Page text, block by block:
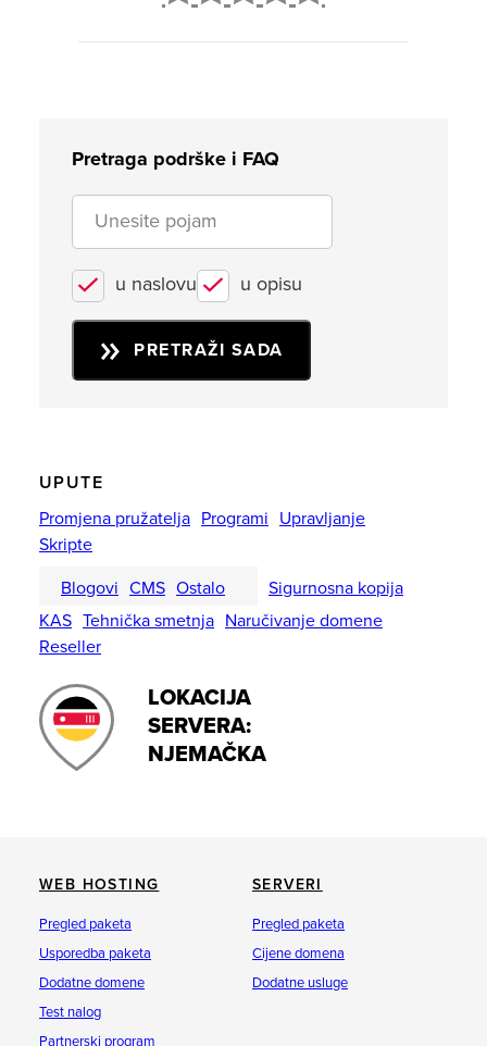
Pretraga podrške i FAQ
u naslovu u opisu
PRETRAŽI SADA
UPUTE
Promjena pružatelja Programi Upravljanje
Skripte
Blogovi CMS Ostalo
Sigurnosna kopija
KAS Tehnička smetnja Naručivanje domene
Reseller
LOKACIJA
SERVERA:
NJEMAČKA
WEB HOSTING
Pregled paketa
Usporedba paketa
Dodatne domene
Test nalog
Partnerski program
SERVERI
Pregled paketa
Cijene domena
Dodatne usluge